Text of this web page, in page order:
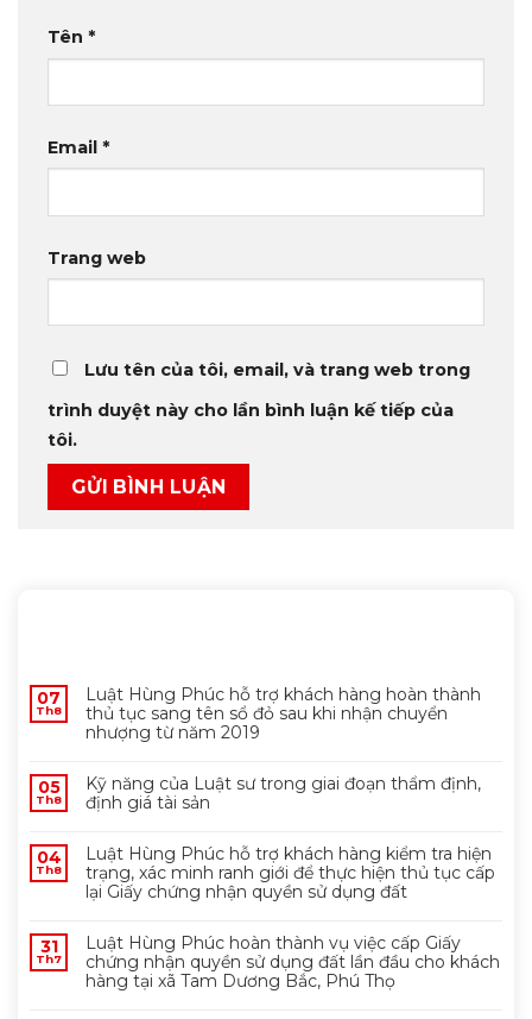
Tên *
Email *
Trang web
Lưu tên của tôi, email, và trang web trong
trình duyệt này cho lần bình luận kế tiếp của
tôi.
07
Th8
Luật Hùng Phúc hỗ trợ khách hàng hoàn thành
thủ tục sang tên sổ đỏ sau khi nhận chuyển
nhượng từ năm 2019
05
Th8
Kỹ năng của Luật sư trong giai đoạn thẩm định,
định giá tài sản
04
Th8
Luật Hùng Phúc hỗ trợ khách hàng kiểm tra hiện
trạng, xác minh ranh giới để thực hiện thủ tục cấp
lại Giấy chứng nhận quyền sử dụng đất
31
Th7
Luật Hùng Phúc hoàn thành vụ việc cấp Giấy
chứng nhận quyền sử dụng đất lần đầu cho khách
hàng tại xã Tam Dương Bắc, Phú Thọ